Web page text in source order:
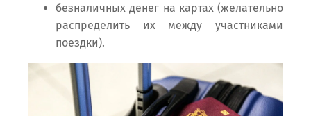
безналичных денег на картах (желательно
распределить их между участниками
поездки).